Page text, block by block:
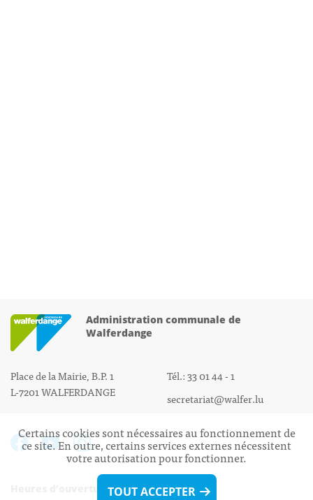
Administration communale de
Walferdange
Place de la Mairie, B.P. 1
L-7201 WALFERDANGE
Tél.: 33 01 44 - 1
secretariat@walfer.lu
Heures d’ouverture:
Certains cookies sont nécessaires au fonctionnement de
ce site. En outre, certains services externes nécessitent
votre autorisation pour fonctionner.
TOUT ACCEPTER